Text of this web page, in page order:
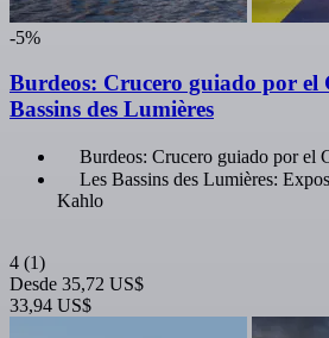
-5%
Burdeos: Crucero guiado por el
Bassins des Lumières
Burdeos: Crucero guiado por el
Les Bassins des Lumières:
Kahlo
4 (1)
Desde 35,72 US$
33,94 US$